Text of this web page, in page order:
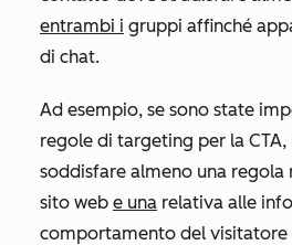
entrambi i gruppi affinché
di chat.
Ad esempio, se sono state
regole di targeting per la
soddisfare almeno una regola
sito web e una relativa alle
comportamento del visitatore